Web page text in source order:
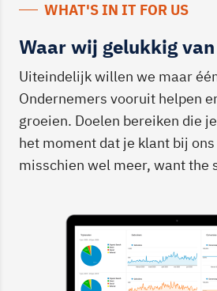
WHAT'S IN IT FOR US
Waar wij gelukkig
Uiteindelijk willen we maar
Ondernemers vooruit helpen
groeien. Doelen bereiken die
het moment dat je klant bij
misschien wel meer, want the